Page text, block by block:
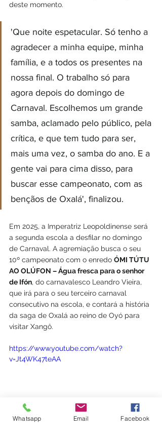
deste momento.
'Que noite espetacular. Só tenho a
agradecer a minha equipe, minha
família, e a todos os presentes na
nossa final. O trabalho só para
agora depois do domingo de
Carnaval. Escolhemos um grande
samba, aclamado pelo público, pela
crítica, e que tem tudo para ser,
mais uma vez, o samba do ano. E a
gente vai para cima disso, para
buscar esse campeonato, com as
bençãos de Oxalá', finalizou.
Em 2025, a Imperatriz Leopoldinense será
a segunda escola a desfilar no domingo
de Carnaval. A agremiação busca o seu
10º campeonato com o enredo ÓMI TÚTU
AO OLÚFON – Água fresca para o senhor
de Ifón, do carnavalesco Leandro Vieira,
que irá para o seu terceiro carnaval
consecutivo na escola, e contará a história
da saga de Oxalá ao reino de Oyó para
visitar Xangô.
https://www.youtube.com/watch?
v=Jt4WK47teAA
Whatsapp Email Facebook